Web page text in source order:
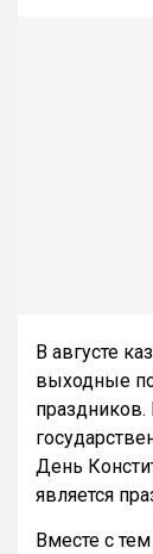
В августе
выходные
праздников.
День
является
Вместе с